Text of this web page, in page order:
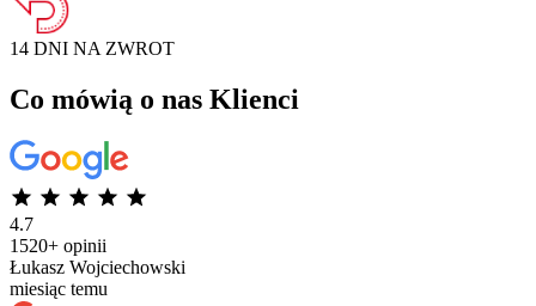
14 DNI NA ZWROT
Co mówią o nas Klienci
4.7
1520+ opinii
Łukasz Wojciechowski
miesiąc temu